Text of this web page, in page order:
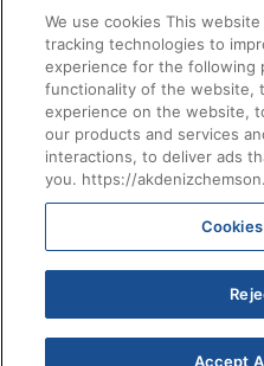
We use cookies This
tracking technologies to
experience for the following
functionality of the website,
experience on the website,
our products and services
interactions, to deliver ads
you. https://
Accept